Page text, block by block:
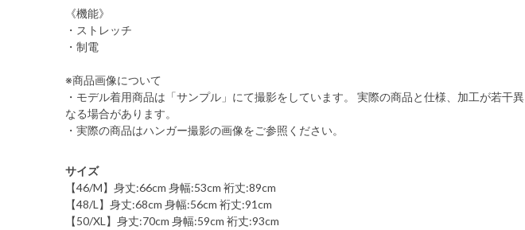
《機能》
・ストレッチ
・制電
※商品画像について
・モデル着用商品は「サンプル」にて撮影をしています。 実際の商品と仕様、加工が若干異
なる場合があります。
・実際の商品はハンガー撮影の画像をご参照ください。
サイズ
【46/M】身丈:66cm 身幅:53cm 裄丈:89cm
【48/L】身丈:68cm 身幅:56cm 裄丈:91cm
【50/XL】身丈:70cm 身幅:59cm 裄丈:93cm